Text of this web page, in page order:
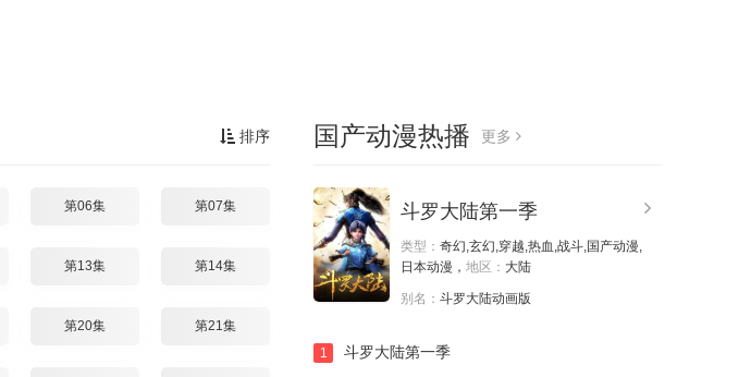
排序
第06集 第07集
第13集 第14集
第20集 第21集
国产动漫热播 更多
斗罗大陆第一季
类型： 奇幻,玄幻,穿越,热血,战斗,国产动漫,
日本动漫， 地区： 大陆
别名： 斗罗大陆动画版
1 斗罗大陆第一季